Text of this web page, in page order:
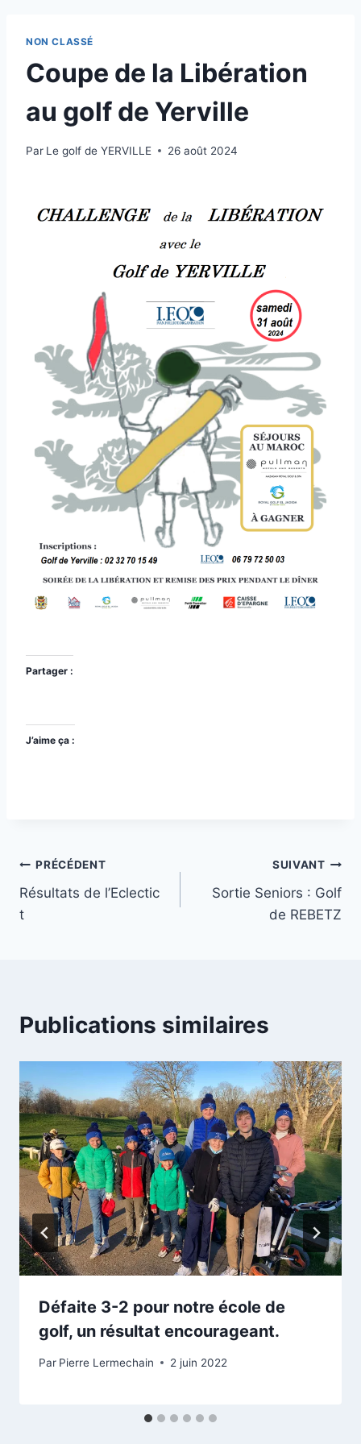
NON CLASSÉ
Coupe de la Libération
au golf de Yerville
Par Le golf de YERVILLE 26 août 2024
Partager :
J’aime ça :
Navigation
de
PRÉCÉDENT
Résultats de l’Eclectic
t
SUIVANT
Sortie Seniors : Golf
de REBETZ
Publications similaires
Défaite 3-2 pour notre école de
golf, un résultat encourageant.
Par Pierre Lermechain 2 juin 2022